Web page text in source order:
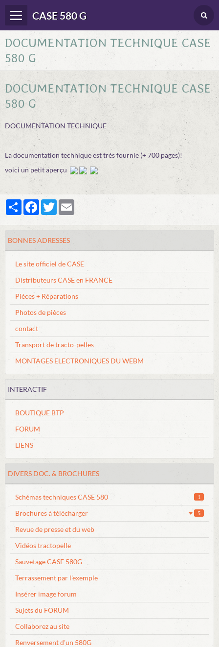
CASE 580 G
Panier 0
Votre compte
Langues
DONNEES TECHNIQUES
CONDUITE
ENTRETIEN
DEPANNAGE
DIVERS DOC. & BROCHURES
BONNES ADRESSES
Boutique
DOCUMENTATION TECHNIQUE CASE
580 G
DOCUMENTATION TECHNIQUE CASE
580 G
DOCUMENTATION TECHNIQUE
La documentation technique est très fournie (+ 700 pages)!
voici un petit aperçu
PartagerFacebook
Twitter
BONNES ADRESSES
Le site officiel de CASE
Distributeurs CASE en FRANCE
Pièces + Réparations
Photos de pièces
contact
Transport de tracto-pelles
MONTAGES ELECTRONIQUES DU WEBM
INTERACTIF
BOUTIQUE BTP
FORUM
LIENS
DIVERS DOC. & BROCHURES
Schémas techniques CASE 580 1
Brochures à télécharger 5
Revue de presse et du web
Vidéos tractopelle
Sauvetage CASE 580G
Terrassement par l'exemple
Insérer image forum
Sujets du FORUM
Collaborez au site
Renversement d'un 580G